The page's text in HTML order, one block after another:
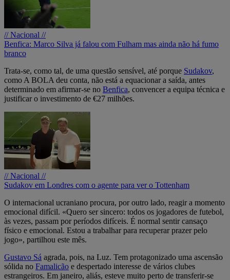
// Nacional //
Benfica: Marco Silva já falou com Fulham mas ainda não há fumo
branco
Trata-se, como tal, de uma questão sensível, até porque Sudakov,
como A BOLA deu conta, não está a equacionar a saída, antes
determinado em afirmar-se no Benfica, convencer a equipa técnica e
justificar o investimento de €27 milhões.
// Nacional //
Sudakov em Londres com o agente para ver o Tottenham
O internacional ucraniano procura, por outro lado, reagir a momento
emocional difícil. «Quero ser sincero: todos os jogadores de futebol,
às vezes, passam por períodos difíceis. É normal sentir cansaço
físico e emocional. Estou a trabalhar para recuperar prazer pelo
jogo», partilhou este mês.
Gustavo Sá agrada, pois, na Luz. Tem protagonizado uma ascensão
sólida no Famalicão e despertado interesse de vários clubes
estrangeiros. Em janeiro, aliás, esteve muito perto de transferir-se